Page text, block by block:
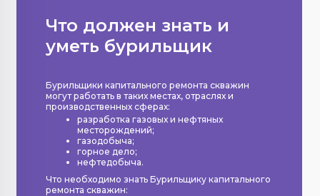
Что должен знать и
уметь бурильщик
Бурильщики капитального ремонта скважин
могут работать в таких местах, отраслях и
производственных сферах:
разработка газовых и нефтяных
месторождений;
газодобыча;
горное дело;
нефтедобыча.
Что необходимо знать Бурильщику капитального
ремонта скважин: